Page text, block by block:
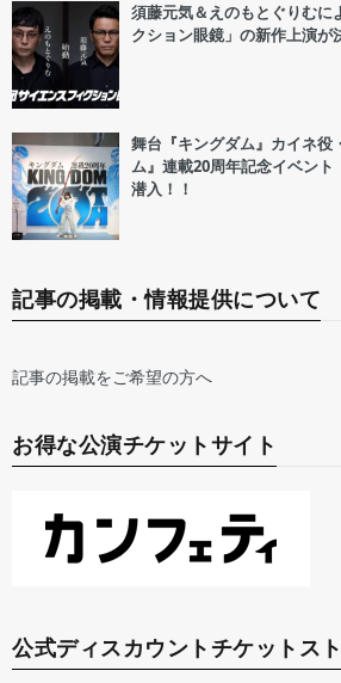
須藤元気＆えのもとぐりむに
クション眼鏡」の新作上演が
舞台『キングダム』カイネ役
ム』連載20周年記念イベン
潜入！！
記事の掲載・情報提供について
記事の掲載をご希望の方へ
お得な公演チケットサイト
公式ディスカウントチケットス